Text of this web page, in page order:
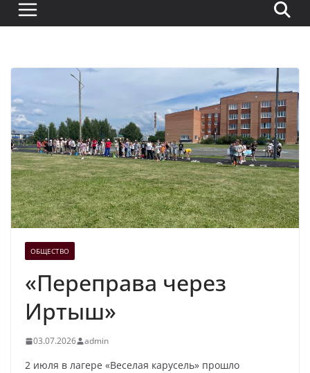
ОБЩЕСТВО
«Переправа через
Иртыш»
03.07.2026 admin
2 июля в лагере «Веселая карусель» прошло